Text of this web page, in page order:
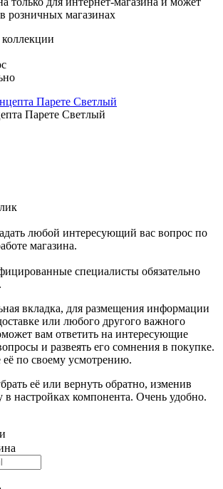
розничных магазинах
Парете Светлый
любой интересующий вас вопрос по
магазина.
специалисты обязательно
вкладка, для размещения информации
или любого другого важного
вам ответить на интересующие
и развеять его сомнения в покупке.
её по своему усмотрению.
её или вернуть обратно, изменив
в настройках компонента. Очень удобно.